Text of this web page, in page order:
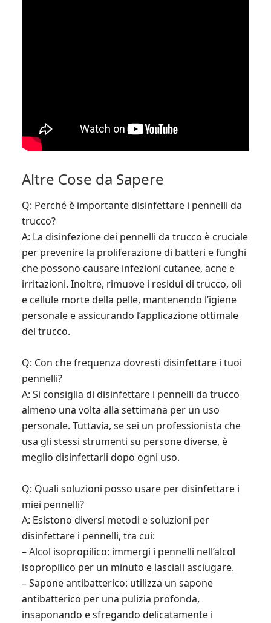
Altre Cose da Sapere
Q: Perché è importante disinfettare i pennelli da
trucco?
A: La disinfezione dei pennelli da trucco è cruciale
per prevenire la proliferazione di batteri e funghi
che possono causare infezioni cutanee, acne e
irritazioni. Inoltre, rimuove i residui di trucco, oli
e cellule morte della pelle, mantenendo l’igiene
personale e assicurando l’applicazione ottimale
del trucco.
Q: Con che frequenza dovresti disinfettare i tuoi
pennelli?
A: Si consiglia di disinfettare i pennelli da trucco
almeno una volta alla settimana per un uso
personale. Tuttavia, se sei un professionista che
usa gli stessi strumenti su persone diverse, è
meglio disinfettarli dopo ogni uso.
Q: Quali soluzioni posso usare per disinfettare i
miei pennelli?
A: Esistono diversi metodi e soluzioni per
disinfettare i pennelli, tra cui:
– Alcol isopropilico: immergi i pennelli nell’alcol
isopropilico per un minuto e lasciali asciugare.
– Sapone antibatterico: utilizza un sapone
antibatterico per una pulizia profonda,
insaponando e sfregando delicatamente i